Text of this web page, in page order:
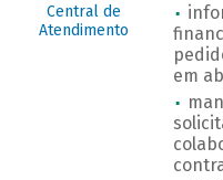
Central de
Atendimento
em